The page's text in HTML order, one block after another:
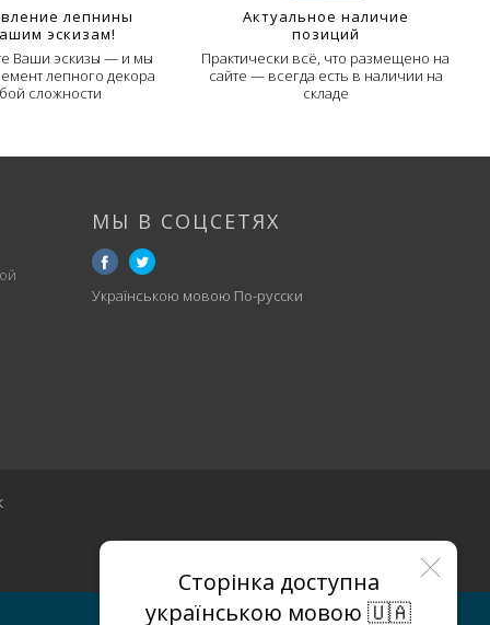
лепнины
эскизам!
Ваши эскизы — и мы
лепного декора
сложности
Актуальное наличие
позиций
Практически всё, что размещено на
сайте — всегда есть в наличии на
складе
МЫ В СОЦСЕТЯХ
Українською мовою По-русски
МАГАЗИНЫ
Сторінка доступна
українською мовою 🇺🇦